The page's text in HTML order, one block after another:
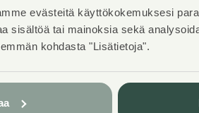
evästeitä käyttökokemuksesi
sisältöä tai mainoksia sekä
kohdasta "Lisätietoja".
Welho